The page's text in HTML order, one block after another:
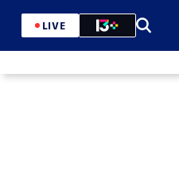
LIVE